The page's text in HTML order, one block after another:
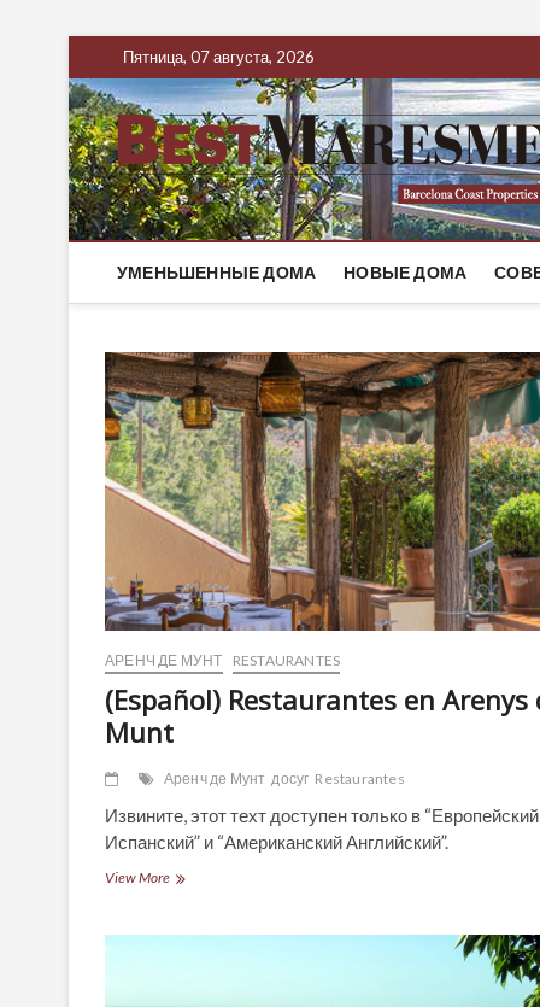
Пятница, 07 августа, 2026
УМЕНЬШЕННЫЕ ДОМА НОВЫЕ ДОМА
АРЕНЧ ДЕ МУНТ RESTAURANTES
(Español) Restaurantes en Arenys
Munt
Аренч де Мунт досуг Restaurantes
Извините, этот техт доступен только в “Европейский
Испанский” и “Американский Английский”.
View More(Español)